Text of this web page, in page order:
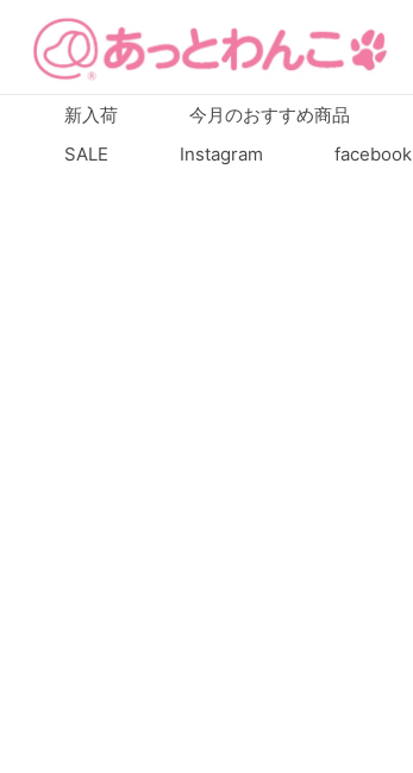
新入荷 今月のおすすめ商品
SALE
Instagram facebook